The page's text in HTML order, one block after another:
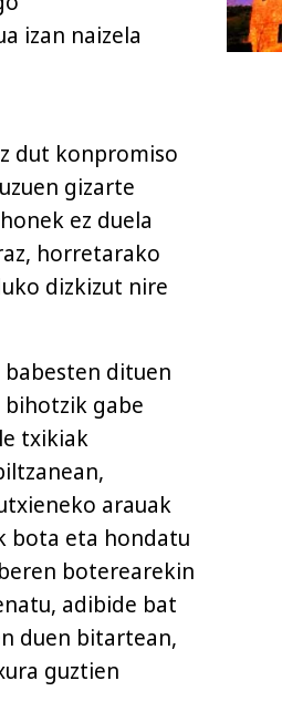
izan naizela
dut konpromiso
gizarte
ez duela
horretarako
dizkizut nire
dituen
gabe
txikiak
arauak
bota eta hondatu
boterearekin
adibide bat
duen bitartean,
guztien